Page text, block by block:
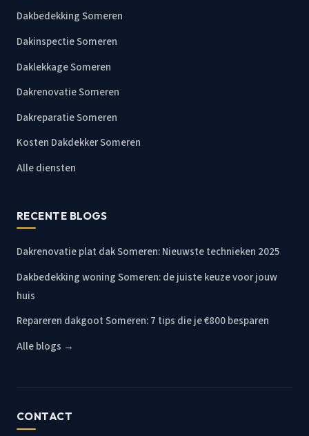
Dakbedekking Someren
Dakinspectie Someren
Daklekkage Someren
Dakrenovatie Someren
Dakreparatie Someren
Kosten Dakdekker Someren
Alle diensten
RECENTE BLOGS
Dakrenovatie plat dak Someren: Nieuwste technieken 2025
Dakbedekking woning Someren: de juiste keuze voor jouw
huis
Repareren dakgoot Someren: 7 tips die je €800 besparen
Alle blogs →
CONTACT